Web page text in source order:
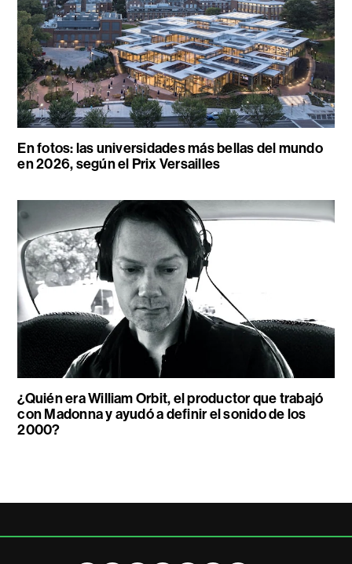
En fotos: las universidades más bellas del mundo
en 2026, según el Prix Versailles
¿Quién era William Orbit, el productor que trabajó
con Madonna y ayudó a definir el sonido de los
2000?